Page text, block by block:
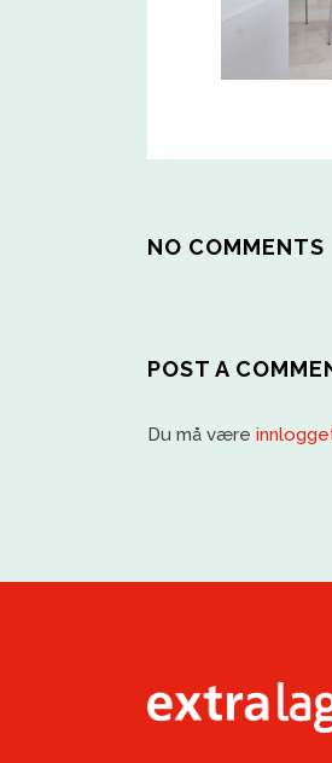
NO COMMENTS
POST A
Du må være